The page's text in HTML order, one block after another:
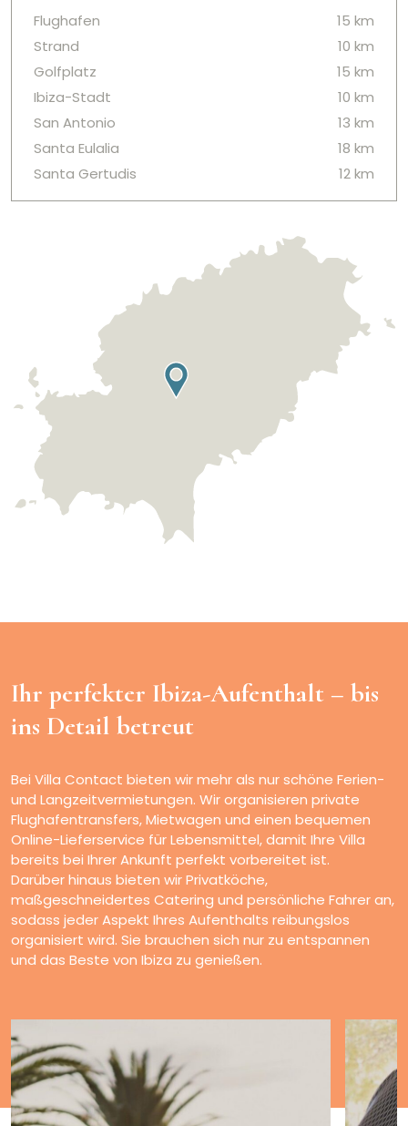
Flughafen
15 km
Strand
10 km
Golfplatz
15 km
Ibiza-Stadt
10 km
San Antonio
13 km
Santa Eulalia
18 km
Santa Gertudis
12 km
Ihr perfekter Ibiza-Aufenthalt – bis
ins Detail betreut
Bei Villa Contact bieten wir mehr als nur schöne Ferien-
und Langzeitvermietungen. Wir organisieren private
Flughafentransfers, Mietwagen und einen bequemen
Online-Lieferservice für Lebensmittel, damit Ihre Villa
bereits bei Ihrer Ankunft perfekt vorbereitet ist.
Darüber hinaus bieten wir Privatköche,
maßgeschneidertes Catering und persönliche Fahrer an,
sodass jeder Aspekt Ihres Aufenthalts reibungslos
organisiert wird. Sie brauchen sich nur zu entspannen
und das Beste von Ibiza zu genießen.